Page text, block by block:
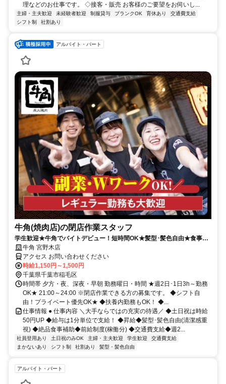
理などのお仕事です。 ◇接客・販売 お客様のご要望をお伺いし...
主婦・主夫歓迎 未経験者歓迎 制服貸与 ブランクOK 育休あり
交通費支給
シフト制
社割あり
アルバイト・パート
牛角(焼肉店)の閉店作業スタッフ
学生歓迎★牛角でバイトデビュー！短時間OK★髪型･髪色自由★食事補
助有★履歴書不要
牛角 宮野木店
アクセス お問い合わせください
時給1,150円～1,500円
千葉県千葉市稲毛区
時間帯 夕方・夜、深夜・早朝 勤務曜日・時間 ★週2日･1日3h～勤務
OK★ 21:00～24:00 ※閉店作業できる方の募集です。 ◆シフト自
由！プライベート優先OK★ ◆扶養内勤務もOK！ ◆...
仕事情報 ● 仕事内容 ＼大手ならではの充実の待遇／ ◆土日祝は時給
50円UP ◆給与は1分単位で支給！ ◆昇給◆髪型･髪色自由(清潔感重
視) ◆絶品食事補助◆前給制度(稼働分) ◆交通費支給◆週2...
社員登用あり 土日祝のみOK 主婦・主夫歓迎 学生歓迎
交通費支給
まかないあり
シフト制 社割あり 髪型・髪色自由
アルバイト・パート